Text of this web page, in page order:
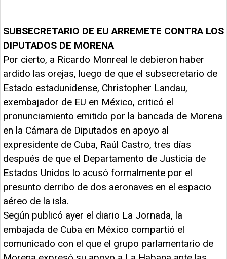
SUBSECRETARIO DE EU ARREMETE CONTRA LOS
DIPUTADOS DE MORENA
Por cierto, a Ricardo Monreal le debieron haber
ardido las orejas, luego de que el subsecretario de
Estado estadunidense, Christopher Landau,
exembajador de EU en México, criticó el
pronunciamiento emitido por la bancada de Morena
en la Cámara de Diputados en apoyo al
expresidente de Cuba, Raúl Castro, tres días
después de que el Departamento de Justicia de
Estados Unidos lo acusó formalmente por el
presunto derribo de dos aeronaves en el espacio
aéreo de la isla.
Según publicó ayer el diario La Jornada, la
embajada de Cuba en México compartió el
comunicado con el que el grupo parlamentario de